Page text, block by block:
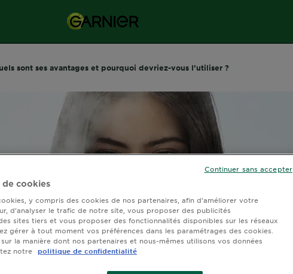
sont ses avantages et pourquoi devriez-vous l’utiliser ?
de cookies
y compris des cookies de nos partenaires, afin d’améliorer votre
d’analyser le trafic de notre site, vous proposer des publicités
sites tiers et vous proposer des fonctionnalités disponibles sur les réseaux
gérer à tout moment vos préférences dans les paramétrages des cookies.
la manière dont nos partenaires et nous-mêmes utilisons vos données
notre
politique de confidentialité
Continuer sans accepter